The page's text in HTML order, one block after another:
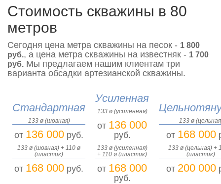
Стоимость скважины в 80
метров
Сегодня цена метра скважины на песок - 1 800
руб., а цена метра скважины на известняк - 1 700
руб. Мы предлагаем нашим клиентам три
варианта обсадки артезианской скважины.
Стандартная
133 ø (шовная)
от 136 000 руб.
133 ø (шовная) + 110 ø
(пластик)
от 168 000 руб.
Усиленная
133 ø (усиленная)
от 136 000
руб.
133 ø (усиленная)
+ 110 ø (пластик)
от 168 000
руб.
133 ø
от 168 000
133 ø (цельная) +
(пластик)
от 200 000